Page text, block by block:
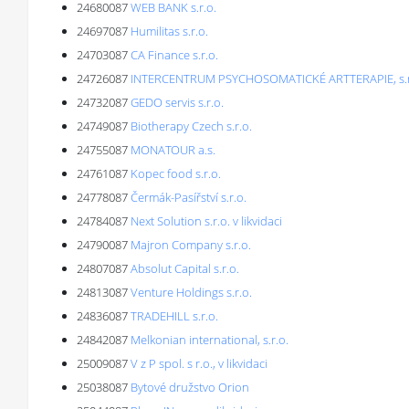
24680087WEB BANK s.r.o.
24697087 Humilitas s.r.o.
24703087CA Finance s.r.o.
24726087 INTERCENTRUM PSYCHOSOMATICKÉ ARTTERAPIE,
24732087GEDO servis s.r.o.
24749087 Biotherapy Czech s.r.o.
24755087 MONATOUR a.s.
24761087 Kopec food s.r.o.
24778087Čermák-Pasířství s.r.o.
24784087 Next Solution s.r.o. v likvidaci
24790087 Majron Company s.r.o.
24807087Absolut Capital s.r.o.
24813087Venture Holdings s.r.o.
24836087TRADEHILL s.r.o.
24842087 Melkonian international, s.r.o.
25009087V z P spol. s r.o., v likvidaci
25038087 Bytové družstvo Orion